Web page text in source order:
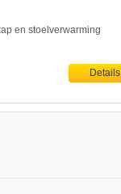
en stoelverwarming
Details